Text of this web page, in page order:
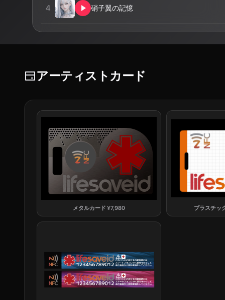
4 硝子翼の記憶
アーティストカード
メタルカード ¥7,980 プラスチッ